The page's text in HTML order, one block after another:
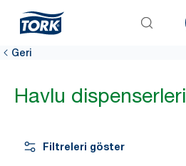
Geri
Havlu dispenserleri
Filtreleri göster